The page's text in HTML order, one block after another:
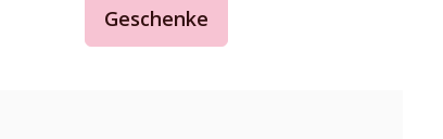
Geschenke